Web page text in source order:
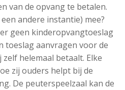
van de opvang te betalen.
andere instantie) mee?
geen kinderopvangtoeslag
toeslag aanvragen voor de
helemaal betaalt. Elke
zij ouders helpt bij de
De peuterspeelzaal kan de